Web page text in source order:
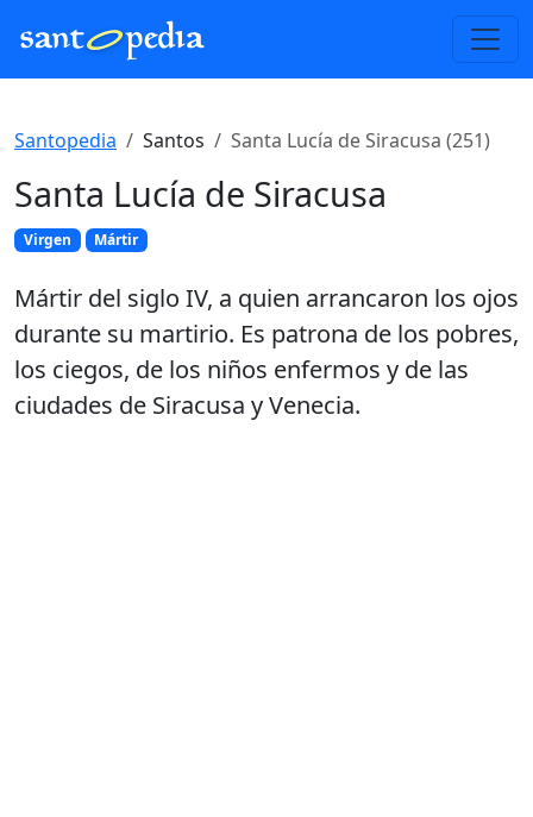
Santopedia Santos Santa Lucía de Siracusa (251)
Santa Lucía de Siracusa
Virgen Mártir
Mártir del siglo IV, a quien arrancaron los ojos
durante su martirio. Es patrona de los pobres,
los ciegos, de los niños enfermos y de las
ciudades de Siracusa y Venecia.